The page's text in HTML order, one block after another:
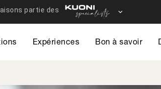
Expériences Bon à savoir